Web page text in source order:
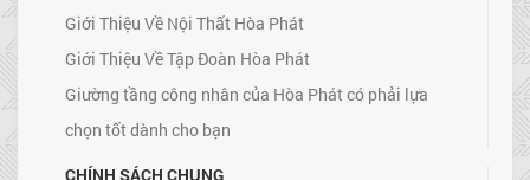
Giới Thiệu Về Nội Thất Hòa Phát
Giới Thiệu Về Tập Đoàn Hòa Phát
Giường tầng công nhân của Hòa Phát có phải lựa
chọn tốt dành cho bạn
CHÍNH SÁCH CHUNG